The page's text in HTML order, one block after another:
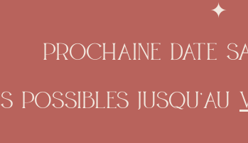
✦
prochaine date
possibles jusqu’au